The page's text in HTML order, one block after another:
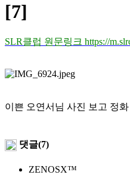
[7]
SLR클럽 원문링크 https://
이쁜 오연서님 사진 보고 정화
댓글(7)
ZENOSX™